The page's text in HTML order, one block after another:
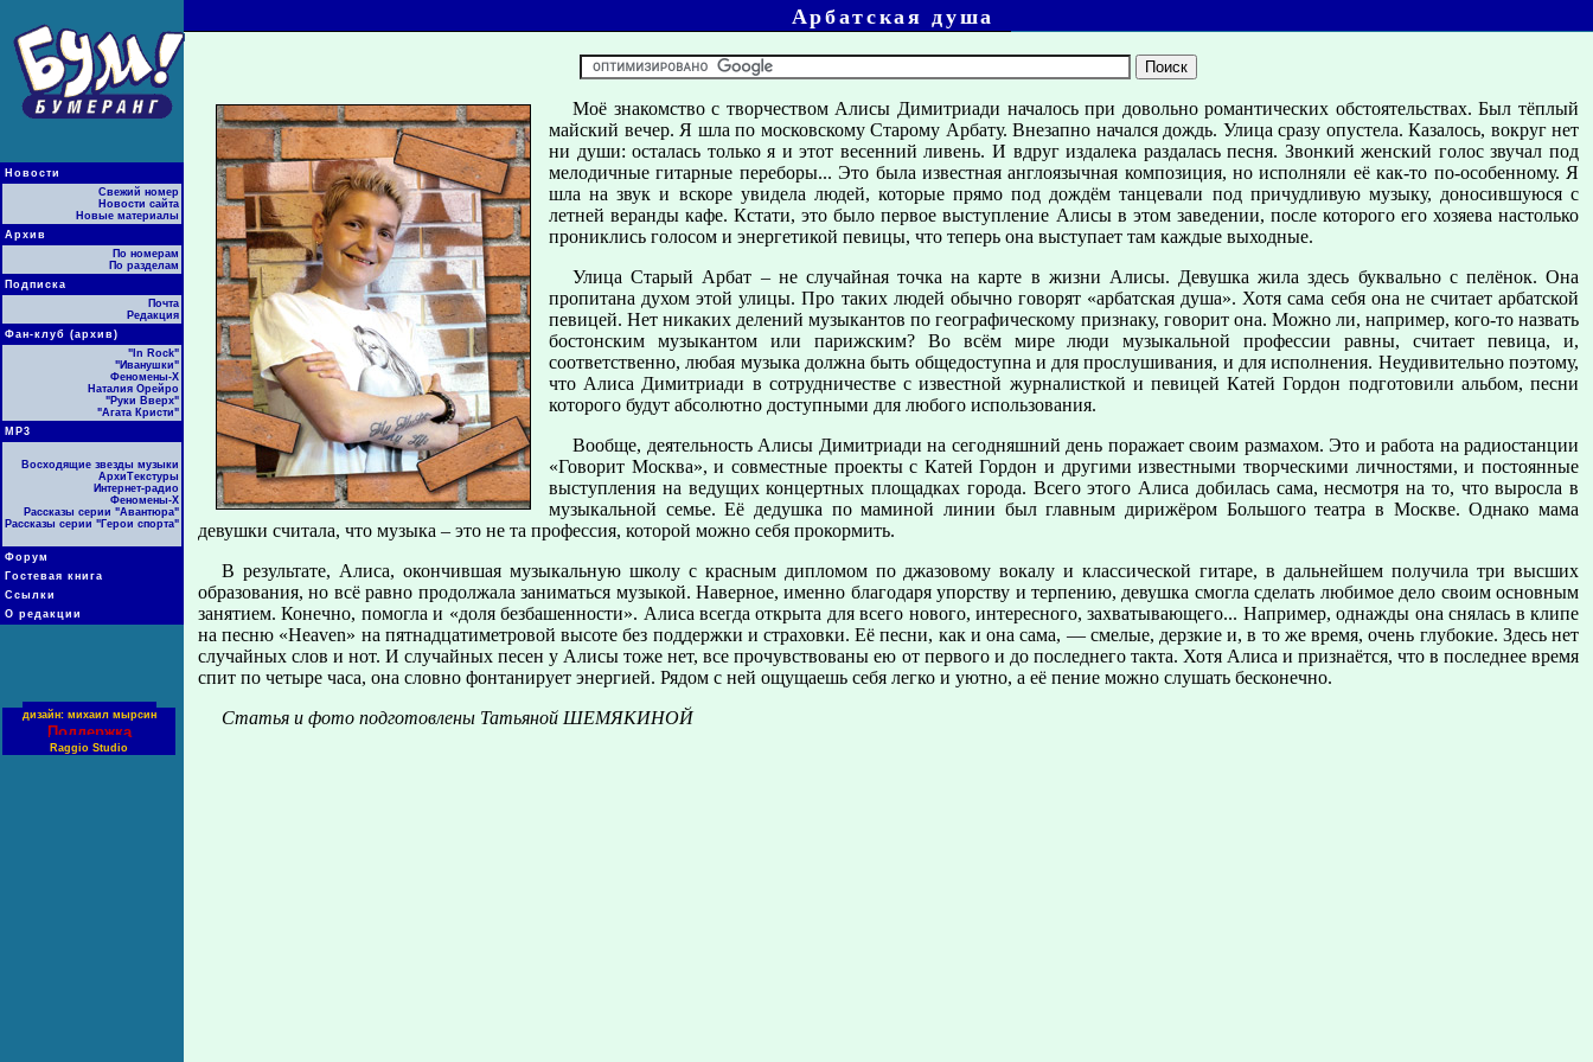
Новости
Свежий номер
Новости сайта
Новые материалы
Архив
По номерам
По разделам
Подписка
Почта
Редакция
Фан-клуб (архив)
"In Rock"
"Иванушки"
Феномены-Х
Наталия Орейро
"Руки Вверх"
"Агата Кристи"
МР3
Восходящие звезды музыки
АрхиТекстуры
Интернет-радио
Феномены-Х
Рассказы серии "Авантюра"
Рассказы серии "Герои спорта"
Форум
Гостевая книга
Ссылки
О редакции
дизайн: михаил мырсин
Поддержка
Raggio Studio
Арбатская душа
Моё знакомство с творчеством Алисы Димитриади началось при довольно романтических обстоятельствах. Был тёплый
майский вечер. Я шла по московскому Старому Арбату. Внезапно начался дождь. Улица сразу опустела. Казалось, вокруг нет
ни души: осталась только я и этот весенний ливень. И вдруг издалека раздалась песня. Звонкий женский голос звучал под
мелодичные гитарные переборы... Это была известная англоязычная композиция, но исполняли её как-то по-особенному. Я
шла на звук и вскоре увидела людей, которые прямо под дождём танцевали под причудливую музыку, доносившуюся с
летней веранды кафе. Кстати, это было первое выступление Алисы в этом заведении, после которого его хозяева настолько
прониклись голосом и энергетикой певицы, что теперь она выступает там каждые выходные.
Улица Старый Арбат – не случайная точка на карте в жизни Алисы. Девушка жила здесь буквально с пелёнок. Она
пропитана духом этой улицы. Про таких людей обычно говорят «арбатская душа». Хотя сама себя она не считает арбатской
певицей. Нет никаких делений музыкантов по географическому признаку, говорит она. Можно ли, например, кого-то назвать
бостонским музыкантом или парижским? Во всём мире люди музыкальной профессии равны, считает певица, и,
соответственно, любая музыка должна быть общедоступна и для прослушивания, и для исполнения. Неудивительно поэтому,
что Алиса Димитриади в сотрудничестве с известной журналисткой и певицей Катей Гордон подготовили альбом, песни
которого будут абсолютно доступными для любого использования.
Вообще, деятельность Алисы Димитриади на сегодняшний день поражает своим размахом. Это и работа на радиостанции
«Говорит Москва», и совместные проекты с Катей Гордон и другими известными творческими личностями, и постоянные
выступления на ведущих концертных площадках города. Всего этого Алиса добилась сама, несмотря на то, что выросла в
музыкальной семье. Её дедушка по маминой линии был главным дирижёром Большого театра в Москве. Однако мама
девушки считала, что музыка – это не та профессия, которой можно себя прокормить.
В результате, Алиса, окончившая музыкальную школу с красным дипломом по джазовому вокалу и классической гитаре, в дальнейшем получила три высших
образования, но всё равно продолжала заниматься музыкой. Наверное, именно благодаря упорству и терпению, девушка смогла сделать любимое дело своим основным
занятием. Конечно, помогла и «доля безбашенности». Алиса всегда открыта для всего нового, интересного, захватывающего... Например, однажды она снялась в клипе
на песню «Heaven» на пятнадцатиметровой высоте без поддержки и страховки. Её песни, как и она сама, — смелые, дерзкие и, в то же время, очень глубокие. Здесь нет
случайных слов и нот. И случайных песен у Алисы тоже нет, все прочувствованы ею от первого и до последнего такта. Хотя Алиса и признаётся, что в последнее время
спит по четыре часа, она словно фонтанирует энергией. Рядом с ней ощущаешь себя легко и уютно, а её пение можно слушать бесконечно.
Статья и фото подготовлены Татьяной ШЕМЯКИНОЙ